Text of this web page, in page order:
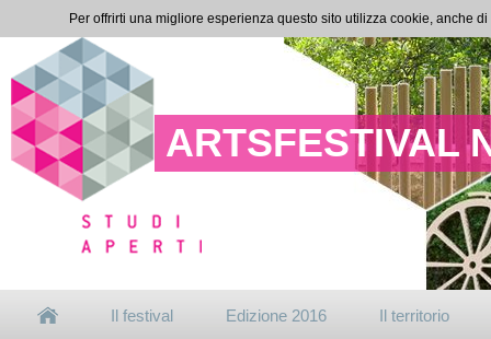
ARTSFESTIVAL
Il festival Edizione 2016 Il territorio
Per offrirti una migliore esperienza questo sito utilizza cookie, anche